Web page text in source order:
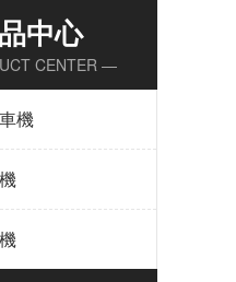
中心
CENTER —
機